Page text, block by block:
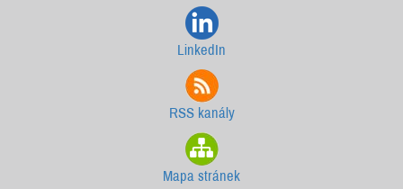
LinkedIn
RSS kanály
Mapa stránek